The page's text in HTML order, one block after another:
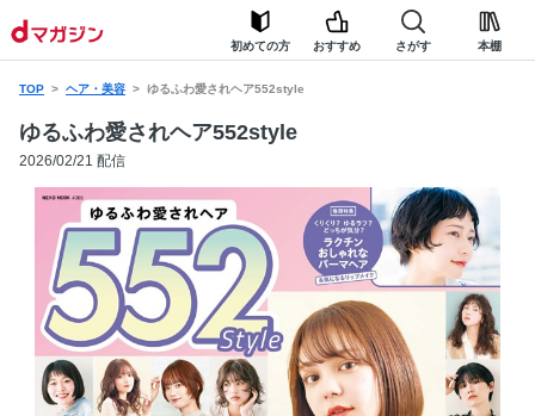
初めての方 おすすめ さがす 本棚
TOP ヘア・美容 ゆるふわ愛されヘア552style
ゆるふわ愛されヘア552style
2026/02/21 配信